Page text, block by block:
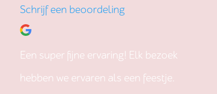
Schrijf een beoordeling
Een super fijne ervaring! Elk bezoek
hebben we ervaren als een feestje.